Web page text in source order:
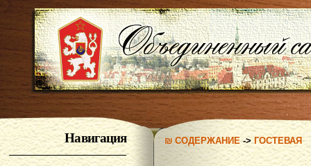
Навигация ₪ СОДЕРЖАНИЕ->ГОСТЕВАЯ